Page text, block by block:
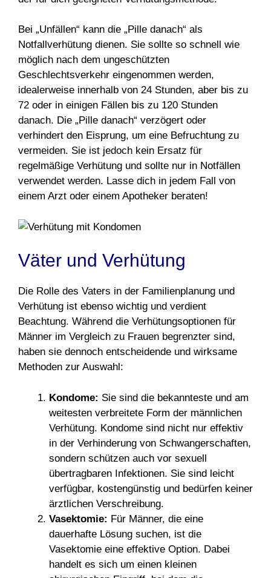
Bei „Unfällen“ kann die „Pille danach“ als
Notfallverhütung dienen. Sie sollte so schnell wie
möglich nach dem ungeschützten
Geschlechtsverkehr eingenommen werden,
idealerweise innerhalb von 24 Stunden, aber bis zu
72 oder in einigen Fällen bis zu 120 Stunden
danach. Die „Pille danach“ verzögert oder
verhindert den Eisprung, um eine Befruchtung zu
vermeiden. Sie ist jedoch kein Ersatz für
regelmäßige Verhütung und sollte nur in Notfällen
verwendet werden. Lasse dich in jedem Fall von
einem Arzt oder einem Apotheker beraten!
Väter und Verhütung
Die Rolle des Vaters in der Familienplanung und
Verhütung ist ebenso wichtig und verdient
Beachtung. Während die Verhütungsoptionen für
Männer im Vergleich zu Frauen begrenzter sind,
haben sie dennoch entscheidende und wirksame
Methoden zur Auswahl:
Kondome: Sie sind die bekannteste und am
weitesten verbreitete Form der männlichen
Verhütung. Kondome sind nicht nur effektiv
in der Verhinderung von Schwangerschaften,
sondern schützen auch vor sexuell
übertragbaren Infektionen. Sie sind leicht
verfügbar, kostengünstig und bedürfen keiner
ärztlichen Verschreibung.
Vasektomie: Für Männer, die eine
dauerhafte Lösung suchen, ist die
Vasektomie eine effektive Option. Dabei
handelt es sich um einen kleinen